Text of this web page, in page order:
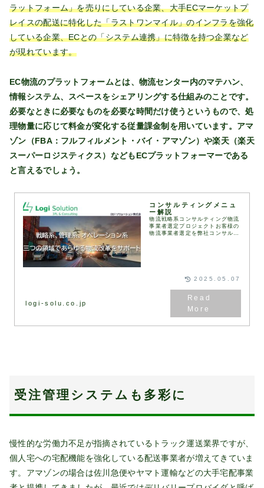
ラットフォーム」を売りにしている企業、大手ECマーケットプ
レイスの配送に特化した「ラストワンマイル」のインフラを強化
している企業、ECとの「システム連携」に特徴を持つ企業など
が現れています。
EC物流のプラットフォームとは、物流センター内のマテハン、
情報システム、スペースをシェアリングする仕組みのことです。
必要なときに必要なものを必要な時間だけ使うというもので、処
理物量に応じて料金が変化する従量課金制を用いています。アマ
ゾン（FBA：フルフィルメント・バイ・アマゾン）や楽天（楽天
スーパーロジスティクス）などもECプラットフォーマーである
と言えるでしょう。
コンサルティングメニュ
ー解説
物流戦略系コンサルティング物流
事業者選定プロジェクトお客様の
物流事業者選定を弊社コンサルタ
logi-solu.co.jp
2025.05.07
受注管理システムも多彩に
慢性的な労働力不足が指摘されているトラック運送業界ですが、
個人宅への宅配機能を強化している配送事業者が増えてきていま
す。アマゾンの場合は佐川急便やヤマト運輸などの大手宅配事業